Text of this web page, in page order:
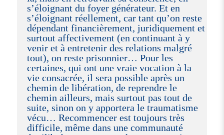
s’éloignant du foyer générateur. Et en
s’éloignant réellement, car tant qu’on reste
dépendant financièrement, juridiquement et
surtout affectivement (en continuant à y
venir et à entretenir des relations malgré
tout), on reste prisonnier… Pour les
certaines, qui ont une vraie vocation à la
vie consacrée, il sera possible après un
chemin de libération, de reprendre le
chemin ailleurs, mais surtout pas tout de
suite, sinon on y apportera le traumatisme
vécu… Recommencer est toujours très
difficile, même dans une communauté